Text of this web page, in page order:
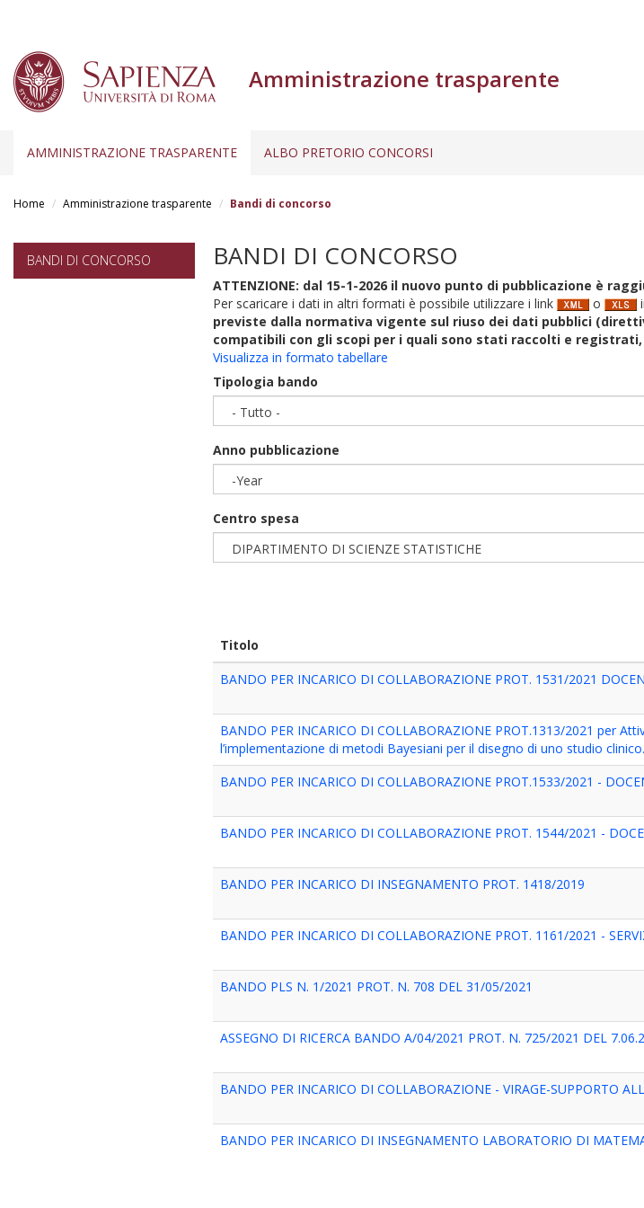
Amministrazione trasparente
AMMINISTRAZIONE TRASPARENTE ALBO PRETORIO CONCORSI
Home Amministrazione trasparente Bandi di concorso
BANDI DI CONCORSO BANDI DI CONCORSO
ATTENZIONE: dal 15-1-2026 il nuovo punto di pubblicazione è
Per scaricare i dati in altri formati è possibile utilizzare i link
o
previste dalla normativa vigente sul riuso dei dati pubblici
compatibili con gli scopi per i quali sono stati raccolti e
Visualizza in formato tabellare
Tipologia bando
- Tutto -
Anno pubblicazione
-Year
Centro spesa
DIPARTIMENTO DI SCIENZE STATISTICHE
Titolo
BANDO PER INCARICO DI COLLABORAZIONE PROT. 1531/2021
BANDO PER INCARICO DI COLLABORAZIONE PROT.1313/2021 per
l’implementazione di metodi Bayesiani per il disegno di uno studio clinico.
BANDO PER INCARICO DI COLLABORAZIONE PROT.1533/2021 -
BANDO PER INCARICO DI COLLABORAZIONE PROT. 1544/2021 -
BANDO PER INCARICO DI INSEGNAMENTO PROT. 1418/2019
BANDO PER INCARICO DI COLLABORAZIONE PROT. 1161/2021 -
BANDO PLS N. 1/2021 PROT. N. 708 DEL 31/05/2021
ASSEGNO DI RICERCA BANDO A/04/2021 PROT. N. 725/2021 DEL
BANDO PER INCARICO DI COLLABORAZIONE - VIRAGE-SUPPORTO
BANDO PER INCARICO DI INSEGNAMENTO LABORATORIO DI